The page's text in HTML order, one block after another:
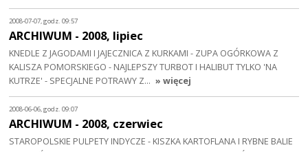
2008-07-07, godz. 09:57
ARCHIWUM - 2008, lipiec
KNEDLE Z JAGODAMI I JAJECZNICA Z KURKAMI - ZUPA OGÓRKOWA Z
KALISZA POMORSKIEGO - NAJLEPSZY TURBOT I HALIBUT TYLKO 'NA
KUTRZE' - SPECJALNE POTRAWY Z… » więcej
2008-06-06, godz. 09:07
ARCHIWUM - 2008, czerwiec
STAROPOLSKIE PULPETY INDYCZE - KISZKA KARTOFLANA I RYBNE BALIE